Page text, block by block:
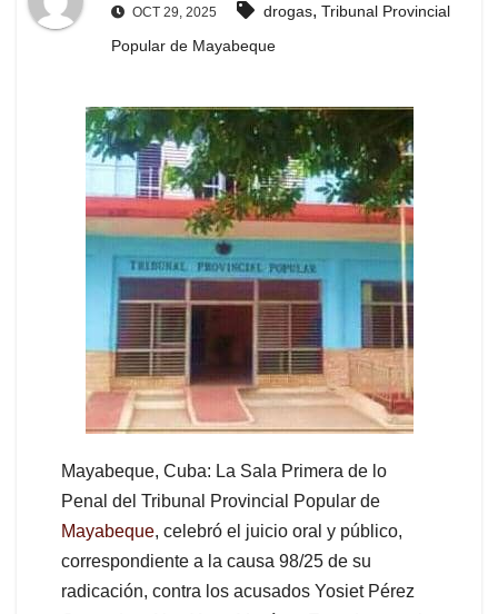
OCT 29, 2025 drogas, Tribunal Provincial
Popular de Mayabeque
Mayabeque, Cuba: La Sala Primera de lo
Penal del Tribunal Provincial Popular de
Mayabeque, celebró el juicio oral y público,
correspondiente a la causa 98/25 de su
radicación, contra los acusados Yosiet Pérez